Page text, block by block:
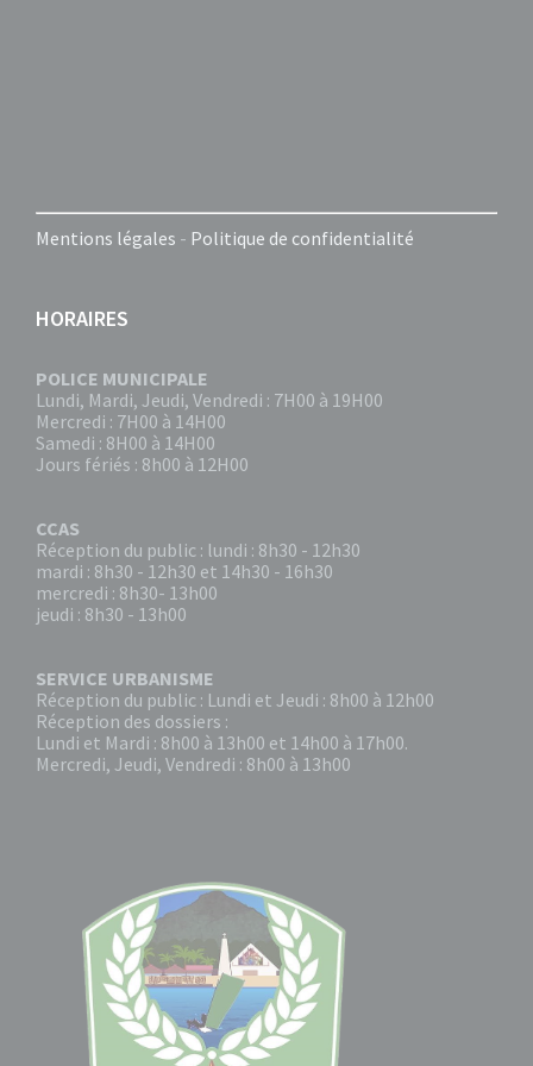
Mentions légales - Politique de confidentialité
HORAIRES
POLICE MUNICIPALE
Lundi, Mardi, Jeudi, Vendredi : 7H00 à 19H00
Mercredi : 7H00 à 14H00
Samedi : 8H00 à 14H00
Jours fériés : 8h00 à 12H00
CCAS
Réception du public : lundi : 8h30 - 12h30
mardi : 8h30 - 12h30 et 14h30 - 16h30
mercredi : 8h30- 13h00
jeudi : 8h30 - 13h00
SERVICE URBANISME
Réception du public : Lundi et Jeudi : 8h00 à 12h00
Réception des dossiers :
Lundi et Mardi : 8h00 à 13h00 et 14h00 à 17h00.
Mercredi, Jeudi, Vendredi : 8h00 à 13h00